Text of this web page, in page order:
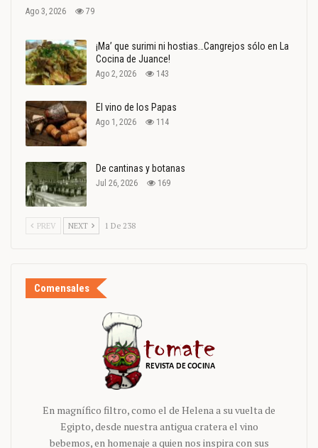
Ago 3, 2026 79
¡Ma’ que surimi ni hostias…Cangrejos sólo en La
Cocina de Juance!
Ago 2, 2026 143
El vino de los Papas
Ago 1, 2026 114
De cantinas y botanas
Jul 26, 2026 169
PREV NEXT 1 De 238
Comensales
En magnífico filtro, como el de Helena a su vuelta de
Egipto, desde nuestra antigua cratera el vino
bebemos, en homenaje a quien nos inspira con sus